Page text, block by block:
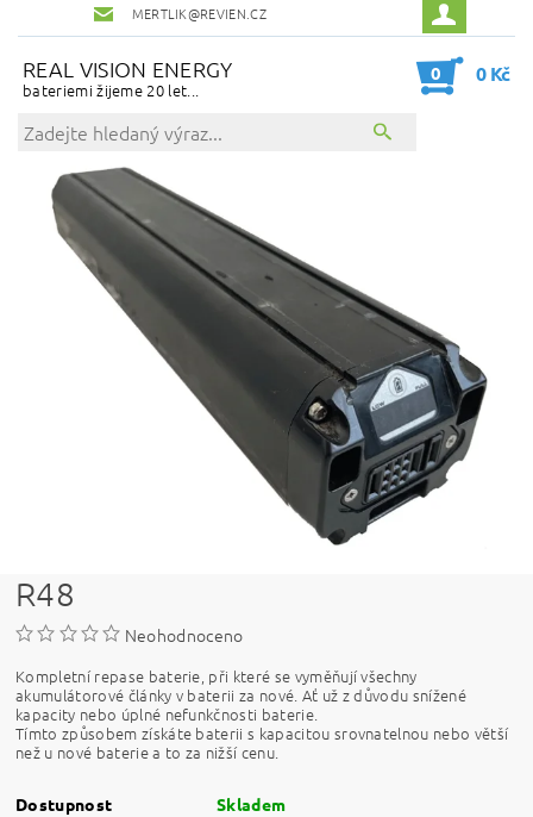
MERTLIK@REVIEN.CZ
REAL VISION ENERGY
bateriemi žijeme 20 let...
0 0 Kč
R48
Neohodnoceno
Kompletní repase baterie, při které se vyměňují všechny
akumulátorové články v baterii za nové. Ať už z důvodu snížené
kapacity nebo úplné nefunkčnosti baterie.
Tímto způsobem získáte baterii s kapacitou srovnatelnou nebo větší
než u nové baterie a to za nižší cenu.
Dostupnost
Skladem